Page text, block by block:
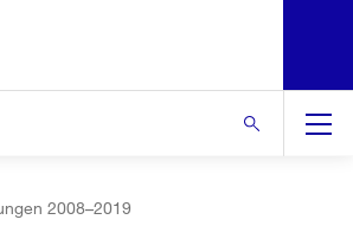
2008–2019